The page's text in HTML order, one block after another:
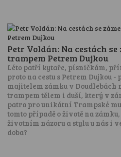
Petr Voldán: Na cestách
trampem Petrem Dujkou
Léto patří kytaře, písničkám,
proto na cestu s Petrem Dujkou
majitelem zámku v
trampem tělem i duší, který v
patro pro unikátní Trampské
tomto případě o životě na
životním názoru a stylu u nás i
doba?